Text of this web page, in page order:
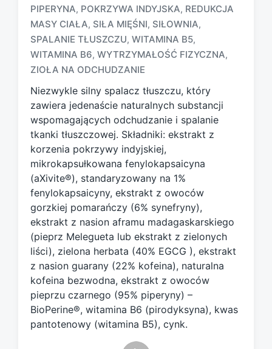
a
g
g
e
w
i
t
h
PIPERYNA, POKRZYWA INDYJSKA, REDUKCJA
MASY CIAŁA, SIŁA MIĘŚNI, SIŁOWNIA,
SPALANIE TŁUSZCZU, WITAMINA B5,
WITAMINA B6, WYTRZYMAŁOŚĆ FIZYCZNA,
ZIOŁA NA ODCHUDZANIE
Niezwykle silny spalacz tłuszczu, który
zawiera jedenaście naturalnych substancji
wspomagających odchudzanie i spalanie
tkanki tłuszczowej. Składniki: ekstrakt z
korzenia pokrzywy indyjskiej,
mikrokapsułkowana fenylokapsaicyna
(aXivite®), standaryzowany na 1%
fenylokapsaicyny, ekstrakt z owoców
gorzkiej pomarańczy (6% synefryny),
ekstrakt z nasion aframu madagaskarskiego
(pieprz Melegueta lub ekstrakt z zielonych
liści), zielona herbata (40% EGCG ), ekstrakt
z nasion guarany (22% kofeina), naturalna
kofeina bezwodna, ekstrakt z owoców
pieprzu czarnego (95% piperyny) –
BioPerine®, witamina B6 (pirodyksyna), kwas
pantotenowy (witamina B5), cynk.